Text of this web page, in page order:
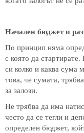
Начален бюджет и
По принцип няма
с която да
си колко и каква сума
това, че сумата,
за залози.
Не трябва да има
често да се тегли и
определен бюджет,